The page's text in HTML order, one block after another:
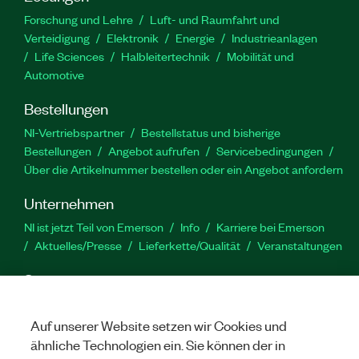
Beobachtermusters, die Authentifizierung von
Teilnehmern über einen API-Schlüssel, die
Steuerung des Verbindungsstatus zur Erkennung
von Kommunikationsverlusten und das Senden
von GPS-Koordinaten zur Verwaltung mobiler
Systeme.\r\n\r\nAndere erwähnte Produkt- und
Firmennamen sind Marken oder Handelsmarken
der jeweiligen Unternehmen.
Forschung und Lehre
Luft- und Raumfahrt und
Verteidigung
Elektronik Energie
Industrieanlagen
Life Sciences
Halbleitertechnik
Mobilität und
Automotive
Bestellungen
NI-Vertriebspartner
Bestellstatus und bisherige
Bestellungen
Angebot aufrufen
Servicebedingungen
Über die Artikelnummer bestellen oder ein Angebot anfordern
Unternehmen
NI ist jetzt Teil von Emerson Info
Karriere bei Emerson
Aktuelles/Presse
Lieferkette/Qualität Veranstaltungen
Support
Produktaktivierung
Serviceanfrage stellen
Feedback
zur Website
Auf unserer Website setzen wir Cookies und
ähnliche Technologien ein. Sie können der in